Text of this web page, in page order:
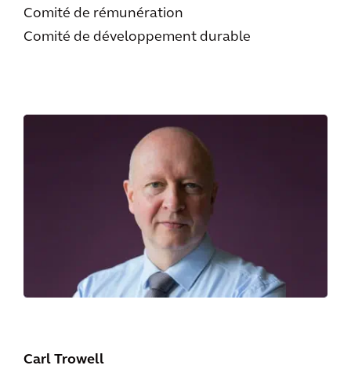
Comité de rémunération
Comité de développement durable
Carl Trowell